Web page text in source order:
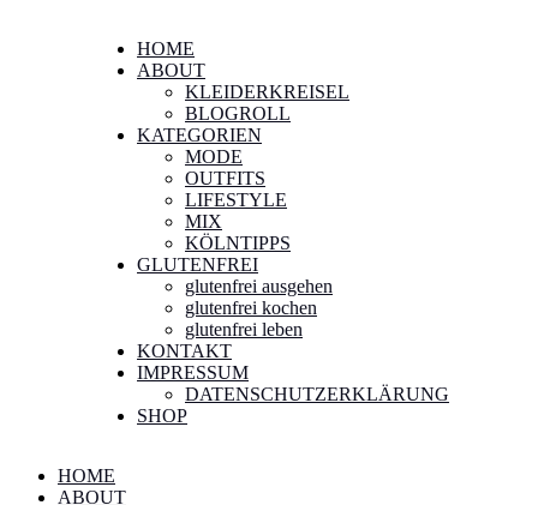
HOME
ABOUT
KLEIDERKREISEL
BLOGROLL
KATEGORIEN
MODE
OUTFITS
LIFESTYLE
MIX
KÖLNTIPPS
GLUTENFREI
glutenfrei ausgehen
glutenfrei kochen
glutenfrei leben
KONTAKT
IMPRESSUM
DATENSCHUTZERKLÄRUNG
SHOP
HOME
ABOUT